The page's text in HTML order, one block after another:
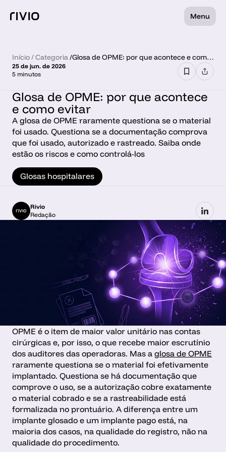
Menu
Início / Categoria /Glosa de OPME: por que acontece e como
Glosa de OPME: por que acontece
e como evitar
A glosa de OPME raramente questiona se o material
foi usado. Questiona se a documentação comprova
que foi usado, autorizado e rastreado. Saiba onde
estão os riscos e como controlá-los
Glosas hospitalares
Rivio
Redação
25 de jun. de 2026
5 minutos
OPME é o item de maior valor unitário nas contas
cirúrgicas e, por isso, o que recebe maior escrutínio
dos auditores das operadoras. Mas a glosa de OPME
raramente questiona se o material foi efetivamente
implantado. Questiona se há documentação que
comprove o uso, se a autorização cobre exatamente
o material cobrado e se a rastreabilidade está
formalizada no prontuário. A diferença entre um
implante glosado e um implante pago está, na
maioria dos casos, na qualidade do registro, não na
qualidade do procedimento.